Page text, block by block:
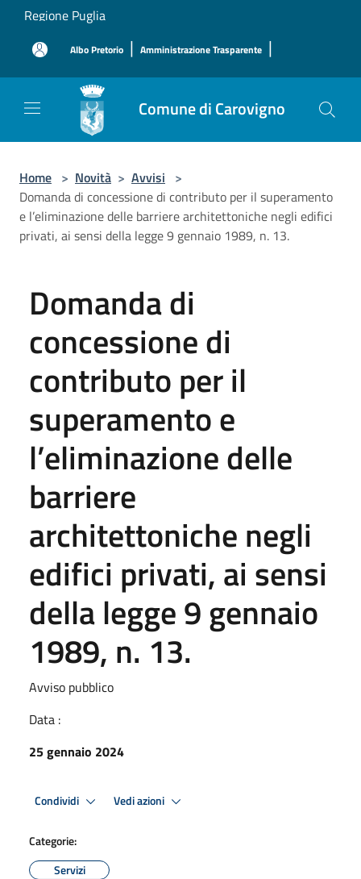
Salta al contenuto principale
Regione Puglia
Albo Pretorio | Amministrazione Trasparente |
Comune di Carovigno
Home > Novità > Avvisi >
Domanda di concessione di contributo per il superamento
e l’eliminazione delle barriere architettoniche negli edifici
privati, ai sensi della legge 9 gennaio 1989, n. 13.
Domanda di
concessione di
contributo per il
superamento e
l’eliminazione delle
barriere
architettoniche negli
edifici privati, ai sensi
della legge 9 gennaio
1989, n. 13.
Avviso pubblico
Data :
25 gennaio 2024
Condividi Vedi azioni
Categorie:
Servizi